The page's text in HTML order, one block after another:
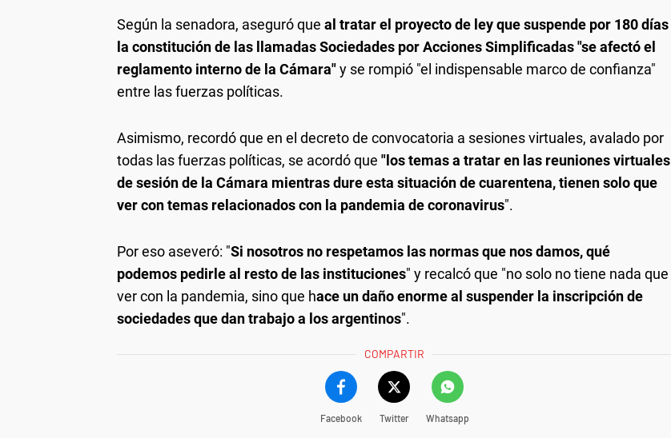
Según la senadora, aseguró que al tratar el proyecto de ley que suspende por 180 días
la constitución de las llamadas Sociedades por Acciones Simplificadas "se afectó el
reglamento interno de la Cámara"y se rompió "el indispensable marco de confianza"
entre las fuerzas políticas.
Asimismo, recordó que en el decreto de convocatoria a sesiones virtuales, avalado por
todas las fuerzas políticas, se acordó que "los temas a tratar en las reuniones virtuales
de sesión de la Cámara mientras dure esta situación de cuarentena, tienen solo que
ver con temas relacionados con la pandemia de coronavirus".
Por eso aseveró: "Si nosotros no respetamos las normas que nos damos, qué
podemos pedirle al resto de las instituciones" y recalcó que "no solo no tiene nada que
ver con la pandemia, sino que hace un daño enorme al suspender la inscripción de
sociedades que dan trabajo a los argentinos".
COMPARTIR
Facebook Twitter Whatsapp